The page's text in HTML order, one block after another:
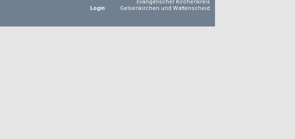
Login
Evangelischer Kirchenkreis
Gelsenkirchen und Wattenscheid